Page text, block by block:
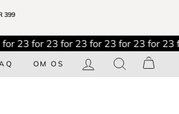
399
23 for 23 for 23 for 23 for 23 for 23
OM OS LOG INDSØG